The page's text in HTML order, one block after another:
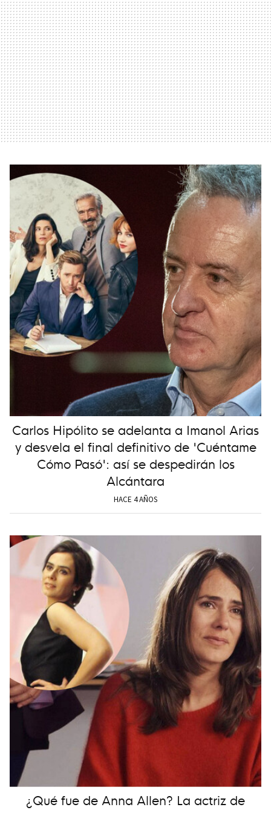
Carlos Hipólito se adelanta a Imanol Arias
y desvela el final definitivo de 'Cuéntame
Cómo Pasó': así se despedirán los
Alcántara
HACE 4 AÑOS
¿Qué fue de Anna Allen? La actriz de